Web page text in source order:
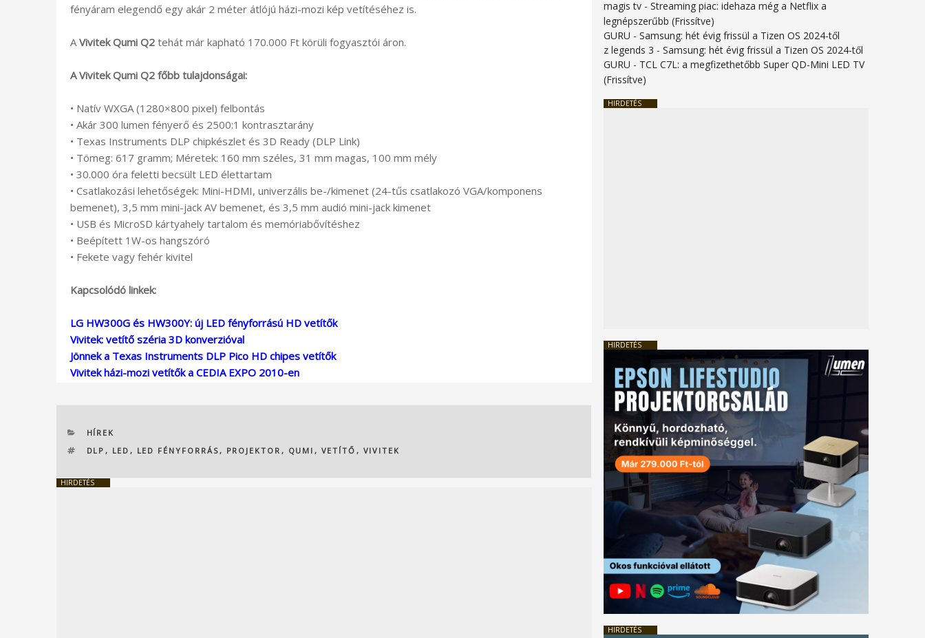
fényáram elegendő egy akár 2 méter átlójú házi-mozi kép vetítéséhez is.
A Vivitek Qumi Q2 tehát már kapható 170.000 Ft körüli fogyasztói áron.
A Vivitek Qumi Q2 főbb tulajdonságai:
• Natív WXGA (1280×800 pixel) felbontás
• Akár 300 lumen fényerő és 2500:1 kontrasztarány
• Texas Instruments DLP chipkészlet és 3D Ready (DLP Link)
• Tömeg: 617 gramm; Méretek: 160 mm széles, 31 mm magas, 100 mm mély
• 30.000 óra feletti becsült LED élettartam
• Csatlakozási lehetőségek: Mini-HDMI, univerzális be-/kimenet (24-tűs csatlakozó VGA/komponens
bemenet), 3,5 mm mini-jack AV bemenet, és 3,5 mm audió mini-jack kimenet
• USB és MicroSD kártyahely tartalom és memóriabővítéshez
• Beépített 1W-os hangszóró
• Fekete vagy fehér kivitel
Kapcsolódó linkek:
LG HW300G és HW300Y: új LED fényforrású HD vetítők
Vivitek: vetítő széria 3D konverzióval
Jönnek a Texas Instruments DLP Pico HD chipes vetítők
Vivitek házi-mozi vetítők a CEDIA EXPO 2010-en
KATEGÓRIÁK
HÍREK
CÍMKÉK
DLP , LED , LED FÉNYFORRÁS , PROJEKTOR , QUMI , VETÍTŐ , VIVITEK
HIRDETÉS
magis tv -Streaming piac: idehaza még a Netflix a
legnépszerűbb (Frissítve)
GURU -Samsung: hét évig frissül a Tizen OS 2024-től
z legends 3 -Samsung: hét évig frissül a Tizen OS 2024-től
GURU - TCL C7L: a megfizethetőbb Super QD-Mini LED TV
(Frissítve)
HIRDETÉS
HIRDETÉS
HIRDETÉS